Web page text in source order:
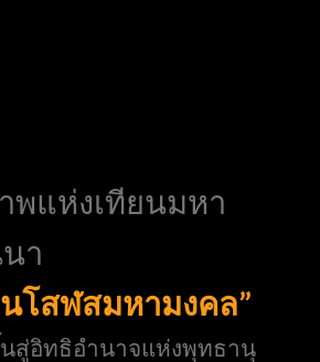
พแห่งเทียนมหา
า
โสฬสมหามงคล”
สู่อิทธิอำนาจแห่งพุทธานุ